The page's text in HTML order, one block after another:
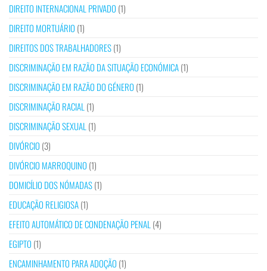
DIREITO INTERNACIONAL PRIVADO (1)
DIREITO MORTUÁRIO (1)
DIREITOS DOS TRABALHADORES(1)
DISCRIMINAÇÃO EM RAZÃO DA SITUAÇÃO ECONÓMICA(1)
DISCRIMINAÇÃO EM RAZÃO DO GÉNERO (1)
DISCRIMINAÇÃO RACIAL (1)
DISCRIMINAÇÃO SEXUAL (1)
DIVÓRCIO (3)
DIVÓRCIO MARROQUINO (1)
DOMICÍLIO DOS NÓMADAS(1)
EDUCAÇÃO RELIGIOSA(1)
EFEITO AUTOMÁTICO DE CONDENAÇÃO PENAL (4)
EGIPTO (1)
ENCAMINHAMENTO PARA ADOÇÃO (1)